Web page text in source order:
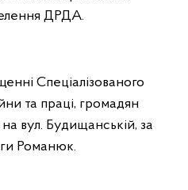
ДРДА.
Спеціалізованого
та праці, громадян
на вул. Будищанській, за
Романюк.